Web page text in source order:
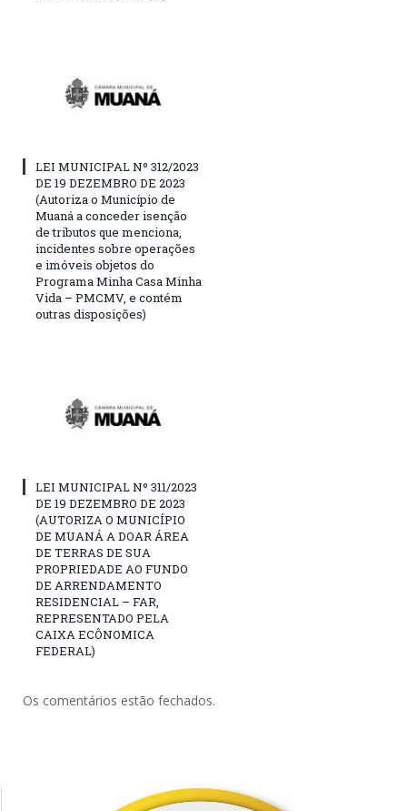
LEI MUNICIPAL Nº 312/2023
DE 19 DEZEMBRO DE 2023
(Autoriza o Município de
Muaná a conceder isenção
de tributos que menciona,
incidentes sobre operações
e imóveis objetos do
Programa Minha Casa Minha
Vida – PMCMV, e contém
outras disposições)
LEI MUNICIPAL Nº 311/2023
DE 19 DEZEMBRO DE 2023
(AUTORIZA O MUNICÍPIO
DE MUANÁ A DOAR ÁREA
DE TERRAS DE SUA
PROPRIEDADE AO FUNDO
DE ARRENDAMENTO
RESIDENCIAL – FAR,
REPRESENTADO PELA
CAIXA ECÔNOMICA
FEDERAL)
Os comentários estão fechados.